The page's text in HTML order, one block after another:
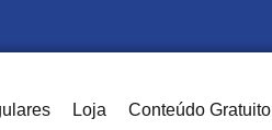
Loja Conteúdo Gratuito